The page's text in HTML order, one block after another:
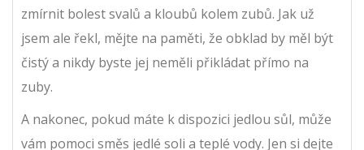
zmírnit bolest svalů a kloubů kolem zubů. Jak už
jsem ale řekl, mějte na paměti, že obklad by měl být
čistý a nikdy byste jej neměli přikládat přímo na
zuby.
A nakonec, pokud máte k dispozici jedlou sůl, může
vám pomoci směs jedlé soli a teplé vody. Jen si dejte